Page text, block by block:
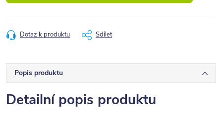
Dotaz k produktu Sdílet
Popis produktu
Detailní popis produktu